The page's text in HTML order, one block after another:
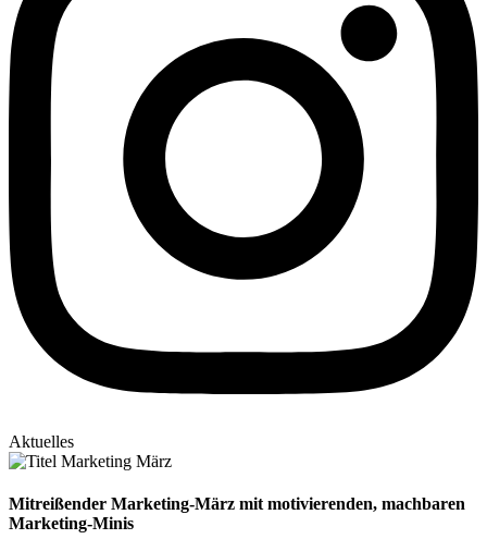
Aktuelles
Mitreißender Marketing-März mit motivierenden, machbaren
Marketing-Minis